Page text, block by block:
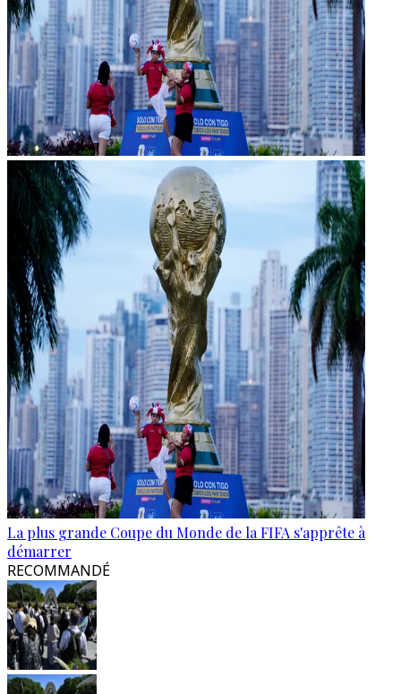
La plus grande Coupe du Monde de la FIFA s'apprête à
démarrer
RECOMMANDÉ